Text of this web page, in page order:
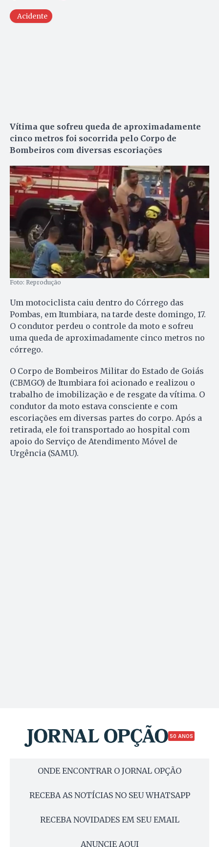
Acidente
Vítima que sofreu queda de aproximadamente
cinco metros foi socorrida pelo Corpo de
Bombeiros com diversas escoriações
Foto: Reprodução
Um motociclista caiu dentro do Córrego das
Pombas, em Itumbiara, na tarde deste domingo, 17.
O condutor perdeu o controle da moto e sofreu
uma queda de aproximadamente cinco metros no
córrego.
O Corpo de Bombeiros Militar do Estado de Goiás
(CBMGO) de Itumbiara foi acionado e realizou o
trabalho de imobilização e de resgate da vítima. O
condutor da moto estava consciente e com
escoriações em diversas partes do corpo. Após a
retirada, ele foi transportado ao hospital com
apoio do Serviço de Atendimento Móvel de
Urgência (SAMU).
50 ANOS
ONDE ENCONTRAR O JORNAL OPÇÃO
RECEBA AS NOTÍCIAS NO SEU WHATSAPP
RECEBA NOVIDADES EM SEU EMAIL
ANUNCIE AQUI